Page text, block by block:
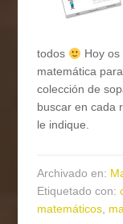
todos
Hoy
matemática
colección de
buscar en cada
le indique.
Archivado en:
Etiquetado con:
matemáticos,